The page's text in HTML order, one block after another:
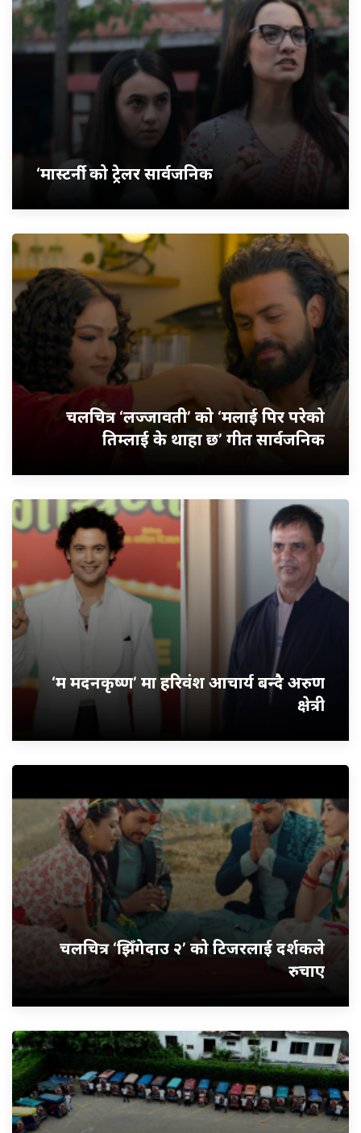
‘मास्टर्नी’ को ट्रेलर सार्वजनिक
चलचित्र ‘लज्जावती’ को ‘मलाई पिर परेको
तिम्लाई के थाहा छ’ गीत सार्वजनिक
‘म मदनकृष्ण’ मा हरिवंश आचार्य बन्दै अरुण
क्षेत्री
चलचित्र ‘झिँगेदाउ २’ को टिजरलाई दर्शकले
रुचाए